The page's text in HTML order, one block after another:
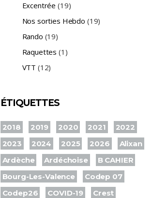
Excentrée (19)
Nos sorties Hebdo (19)
Rando (19)
Raquettes (1)
VTT (12)
ÉTIQUETTES
2018 2019 2020 2021
2022
2023
2024 2025 2026
Alixan
Ardèche
Ardéchoise
B CAHIER
Bourg-Les-Valence
Codep 07
Codep26
COVID-19
Crest